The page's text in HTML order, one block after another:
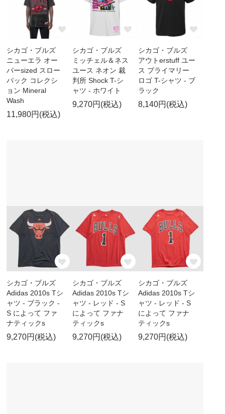
シカゴ・ブルズ
ニューエラ オー
バーsized スロー
バック コレクシ
ョン Mineral
Wash
11,980円(税込)
シカゴ・ブルズ
ミッチェル＆ネス
ユース ネオン 裁
判所 Shock T-シ
ャツ - ホワイト
9,270円(税込)
シカゴ・ブルズ
アウトerstuff ユー
ス プライマリー
ロゴ T-シャツ - ブ
ラック
8,140円(税込)
シカゴ・ブルズ
Adidas 2010s Tシ
ャツ - ブラック -
S によって ファ
ナティックs
9,270円(税込)
シカゴ・ブルズ
Adidas 2010s Tシ
ャツ - レッド - S
によって ファナ
ティックs
9,270円(税込)
シカゴ・ブルズ
Adidas 2010s Tシ
ャツ - レッド - S
によって ファナ
ティックs
9,270円(税込)